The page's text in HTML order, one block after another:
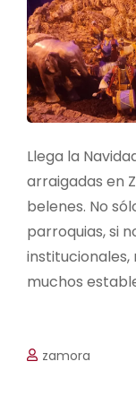
Llega la
arraigadas en
belenes. No
parroquias, si
institucionales,
muchos
zamora